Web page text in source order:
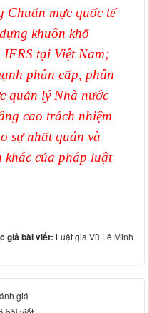
Chuẩn mực quốc tế
khuôn khổ
tại Việt Nam;
phân cấp, phân
quản lý Nhà nước
cao trách nhiệm
sự nhất quán và
khác của pháp luật
giả bài viết: Luật gia Vũ Lê Minh
giá